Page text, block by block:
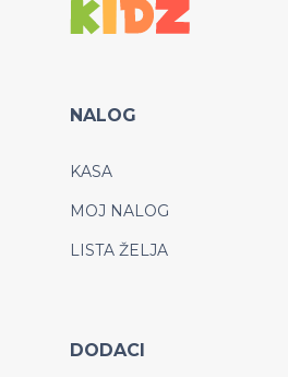
NALOG
KASA
MOJ NALOG
LISTA ŽELJA
DODACI